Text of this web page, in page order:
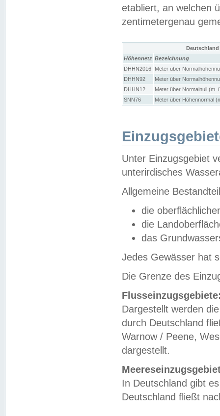
etabliert, an welchen
zentimetergenau
Höhennetz Bezeichnung
DHHN2016
Meter über
DHHN92
Meter über
DHHN12
Meter über Normalnull (m.
SNN76
Meter über Höhennormal
Unter Einzugsgebiet
unterirdisches
Allgemeine
die
die
das
Jedes Gewässer hat
Die Grenze des
Dargestellt werden
durch Deutschland
Warnow / Peene,
dargestellt.
In Deutschland gibt
Deutschland fließt